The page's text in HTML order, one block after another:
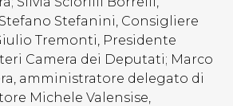
Stefanini, Consigliere
Tremonti, Presidente
Camera dei Deputati; Marco
amministratore delegato di
Michele Valensise,